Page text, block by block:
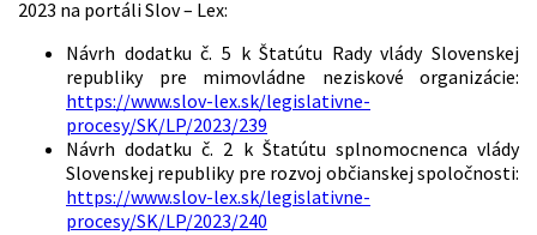
2023 na portáli Slov – Lex:
Návrh dodatku č. 5 k Štatútu Rady vlády Slovenskej
republiky pre mimovládne neziskové organizácie:
https://www.slov-lex.sk/legislativne-
procesy/SK/LP/2023/239
Návrh dodatku č. 2 k Štatútu splnomocnenca vlády
Slovenskej republiky pre rozvoj občianskej spoločnosti:
https://www.slov-lex.sk/legislativne-
procesy/SK/LP/2023/240